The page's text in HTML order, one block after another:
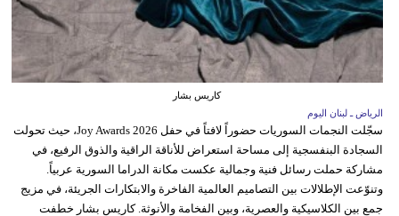
كاريس بشار
الرياض ـ لبنان اليوم
سجّلت النجمات السوريات حضوراً لافتاً في حفل Joy Awards 2026، حيث تحولت
السجادة البنفسجية إلى مساحة استعراض للأناقة الراقية والذوق الرفيع، في
مشاركة حملت رسائل فنية وجمالية عكست مكانة الدراما السورية عربياً.
وتنوّعت الإطلالات بين التصاميم العالمية الفاخرة والابتكارات الجريئة، في مزيج
جمع بين الكلاسيكية والعصرية، وبين الفخامة والأنوثة. كاريس بشار خطفت